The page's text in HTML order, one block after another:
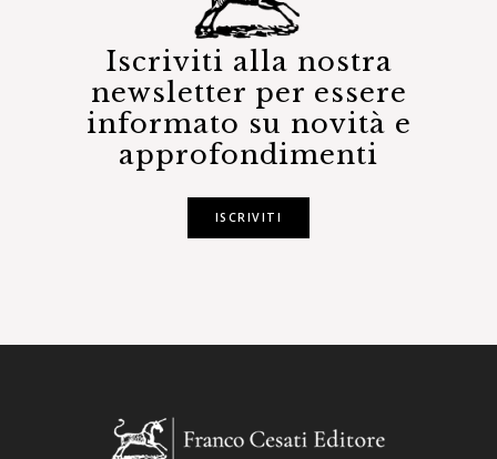
Iscriviti alla nostra
newsletter per essere
informato su novità e
approfondimenti
ISCRIVITI